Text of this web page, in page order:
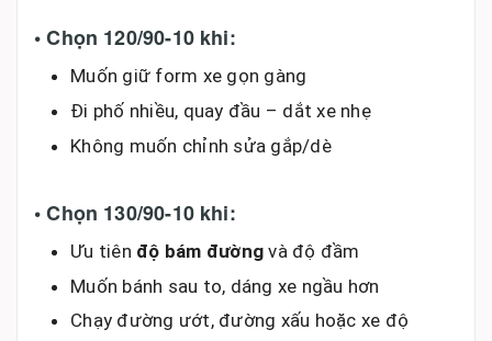
• Chọn 120/90-10 khi:
Muốn giữ form xe gọn gàng
Đi phố nhiều, quay đầu – dắt xe nhẹ
Không muốn chỉnh sửa gắp/dè
• Chọn 130/90-10 khi:
Ưu tiên độ bám đường và độ đầm
Muốn bánh sau to, dáng xe ngầu hơn
Chạy đường ướt, đường xấu hoặc xe độ